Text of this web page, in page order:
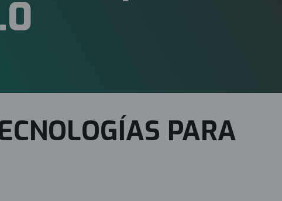
PARA